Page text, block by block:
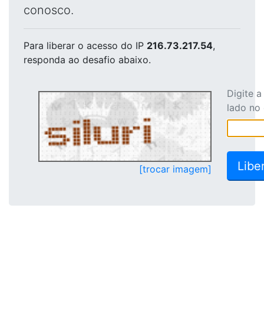
conosco.
Para liberar o acesso do IP 216.73.217.54,
responda ao desafio abaixo.
[trocar imagem]
Digite
lado no